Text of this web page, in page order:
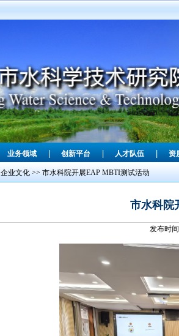
业务领域 | 创新平台 | 人才队伍 | 资
企业文化 >> 市水科院开展EAP MBTI测试活动
市水科院
发布时